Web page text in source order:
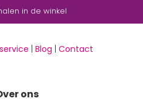
in de winkel
Blog Contact
ons